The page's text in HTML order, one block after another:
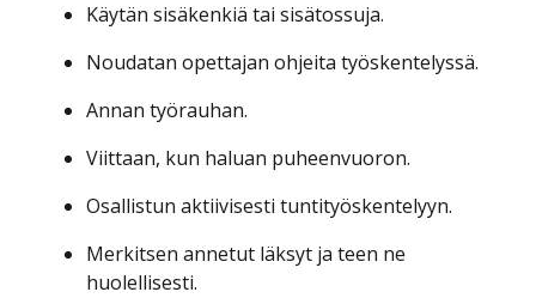
Käytän sisäkenkiä tai sisätossuja.
Noudatan opettajan ohjeita työskentelyssä.
Annan työrauhan.
Viittaan, kun haluan puheenvuoron.
Osallistun aktiivisesti tuntityöskentelyyn.
Merkitsen annetut läksyt ja teen ne
huolellisesti.